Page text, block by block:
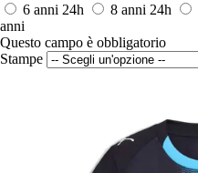
6 anni 24h 8 anni 24h
anni
Questo campo è obbligatorio
Stampe